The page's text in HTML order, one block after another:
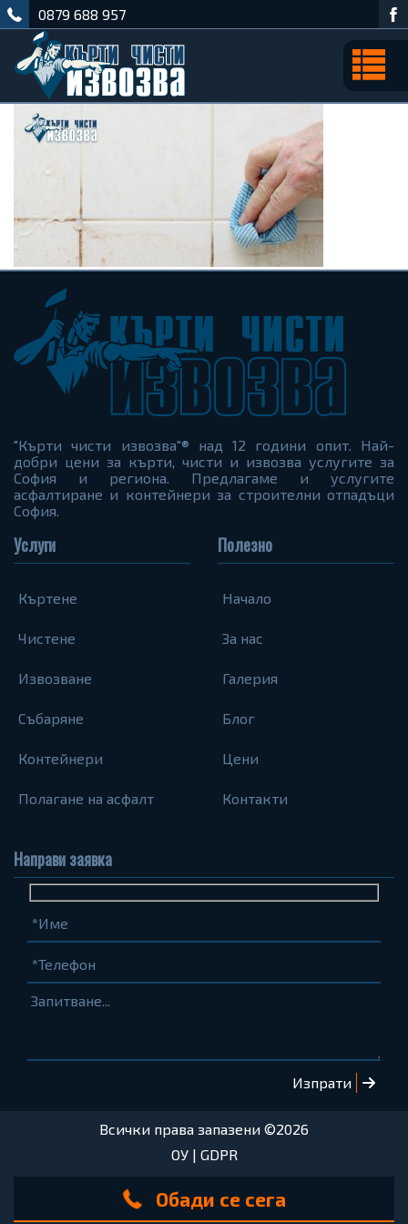
0879 688 957
"Кърти чисти извозва"® над 12 години опит. Най-
добри цени за кърти, чисти и извозва услугите за
София и региона. Предлагаме и услугите
асфалтиране и контейнери за строителни отпадъци
София.
Услуги
Къртене
Чистене
Извозване
Събаряне
Контейнери
Полагане на асфалт
Полезно
Начало
За нас
Галерия
Блог
Цени
Контакти
Направи заявка
Име
(задължително)
Телефон
(задължително)
Запитване...
Всички права запазени ©2026
ОУ| GDPR
Обади се сега